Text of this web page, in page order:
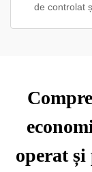
de controlat
operat